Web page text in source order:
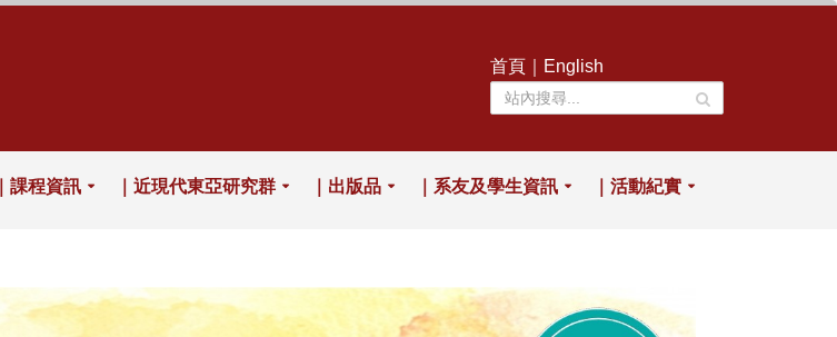
首頁 English
｜課程資訊 ｜近現代東亞研究群 ｜出版品 ｜系友及學生資訊 ｜活動紀實